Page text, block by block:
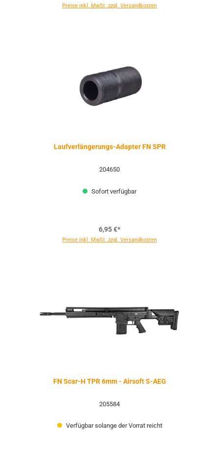
Preise inkl. MwSt. zzgl. Versandkosten
Laufverlängerungs-Adapter FN SPR
204650
Sofort verfügbar
6,95 €*
Preise inkl. MwSt. zzgl. Versandkosten
FN Scar-H TPR 6mm - Airsoft S-AEG
205584
Verfügbar solange der Vorrat reicht